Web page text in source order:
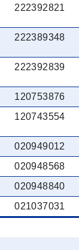
222392821
222389348
222392839
120753876
120743554
020949012
020948568
020948840
021037031